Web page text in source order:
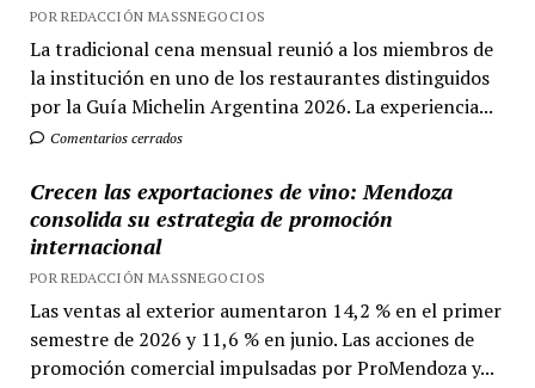
POR REDACCIÓN MASSNEGOCIOS
La tradicional cena mensual reunió a los miembros de
la institución en uno de los restaurantes distinguidos
por la Guía Michelin Argentina 2026. La experiencia...
Comentarios cerrados
Crecen las exportaciones de vino: Mendoza
consolida su estrategia de promoción
internacional
POR REDACCIÓN MASSNEGOCIOS
Las ventas al exterior aumentaron 14,2 % en el primer
semestre de 2026 y 11,6 % en junio. Las acciones de
promoción comercial impulsadas por ProMendoza y...